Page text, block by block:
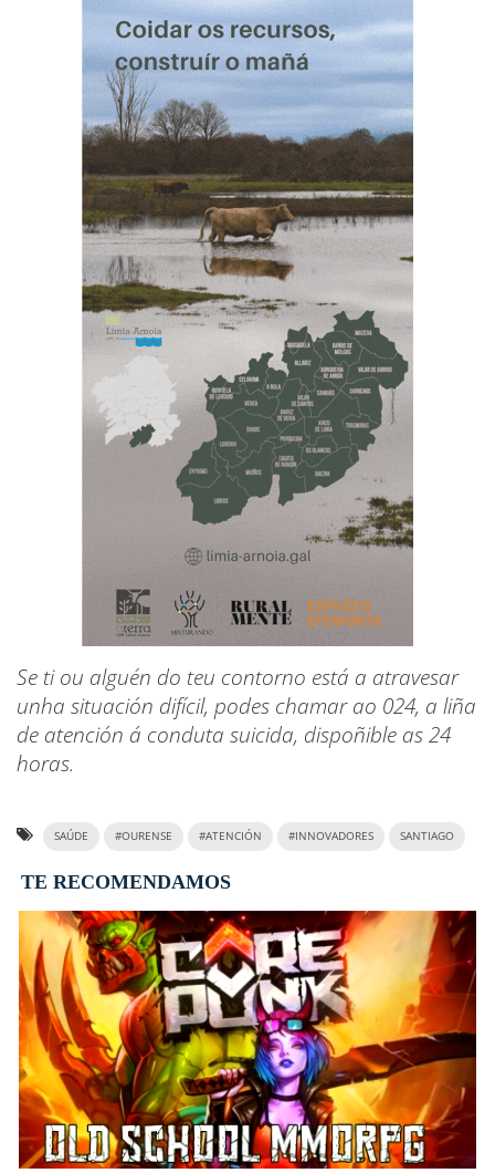
Se ti ou alguén do teu contorno está a atravesar
unha situación difícil, podes chamar ao 024, a liña
de atención á conduta suicida, dispoñible as 24
horas.
SAÚDE #OURENSE #ATENCIÓN #INNOVADORES SANTIAGO
TE RECOMENDAMOS